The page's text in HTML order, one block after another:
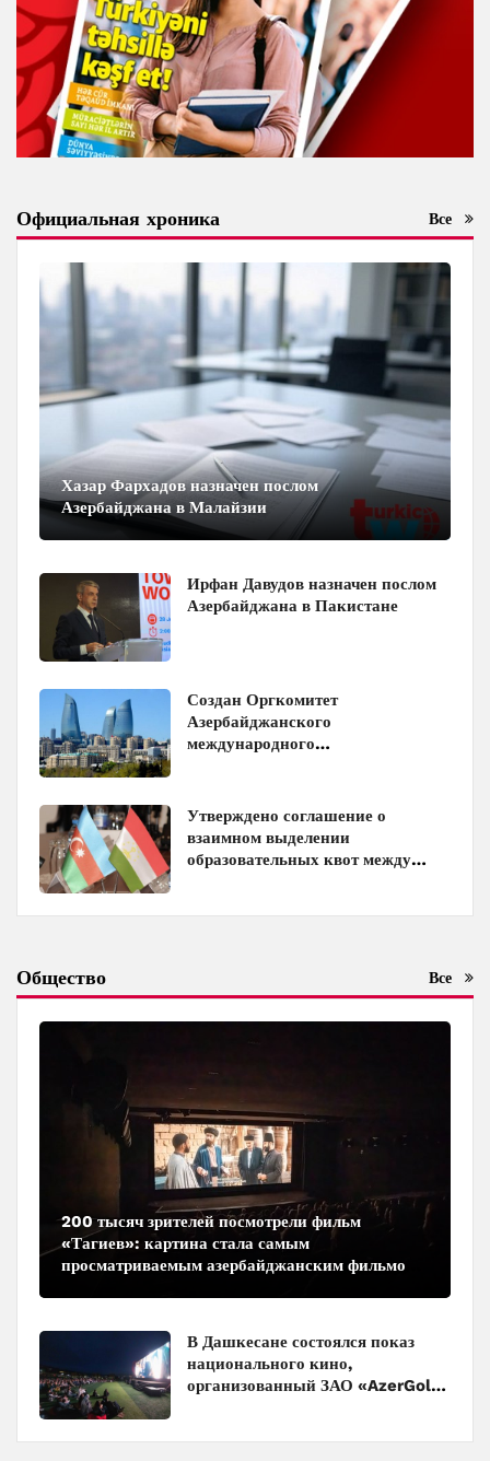
Официальная хроника Все
Хазар Фархадов назначен послом
Азербайджана в Малайзии
Ирфан Давудов назначен послом
Азербайджана в Пакистане
Создан Оргкомитет
Азербайджанского
международного
Утверждено соглашение о
взаимном выделении
образовательных квот между
Общество Все
200 тысяч зрителей посмотрели фильм
«Тагиев»: картина стала самым
просматриваемым азербайджанским фильмом
В Дашкесане состоялся показ
национального кино,
организованный ЗАО «AzerGold»